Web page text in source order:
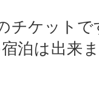
チケットで
泊は出来